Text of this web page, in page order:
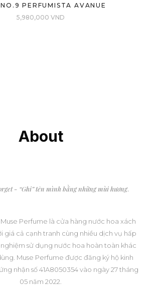
PERFUMISTA AVANUE
5,980,000 VND
About
- “Ghi” tên mình bằng những mùi hương.
Muse Perfume là cửa hàng nước hoa xách
giá cả cạnh tranh cùng nhiều dịch vụ hấp
sử dụng nước hoa hoàn toàn khác
Muse Perfume được đăng ký hộ kinh
nhận số 41A8050354 vào ngày 27 tháng
05 năm 2022.